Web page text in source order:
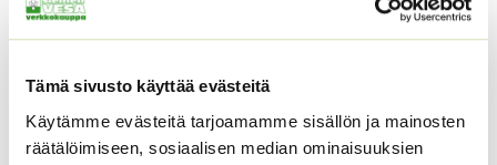
Tämä sivusto käyttää evästeitä
Käytämme evästeitä tarjoamamme sisällön ja mainosten
räätälöimiseen, sosiaalisen median ominaisuuksien
Kukontöyhtö New Look
3,60 Sisältää arvonlisäveron
Music Box 40 s.